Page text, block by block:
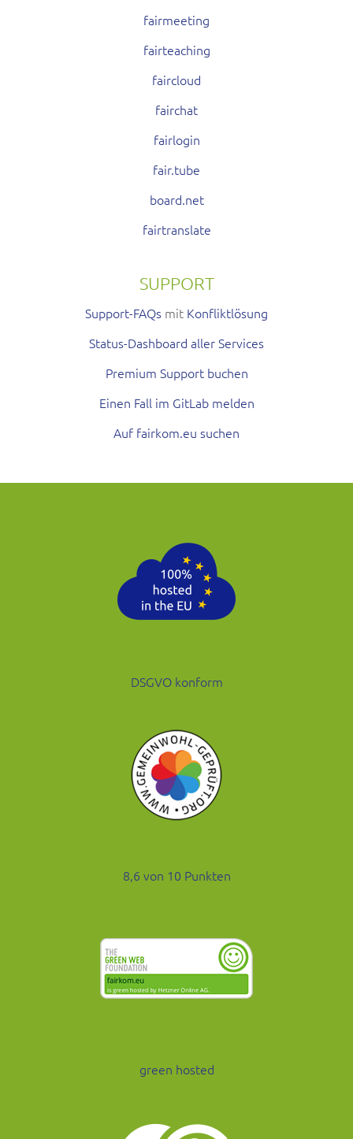
fairmeeting
fairteaching
faircloud
fairchat
fairlogin
fair.tube
board.net
fairtranslate
SUPPORT
Support-FAQs mit Konfliktlösung
Status-Dashboard aller Services
Premium Support buchen
Einen Fall im GitLab melden
Auf fairkom.eu suchen
DSGVO konform
8,6 von 10 Punkten
green hosted